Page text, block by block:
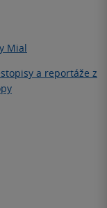
Mial
a reportáže z